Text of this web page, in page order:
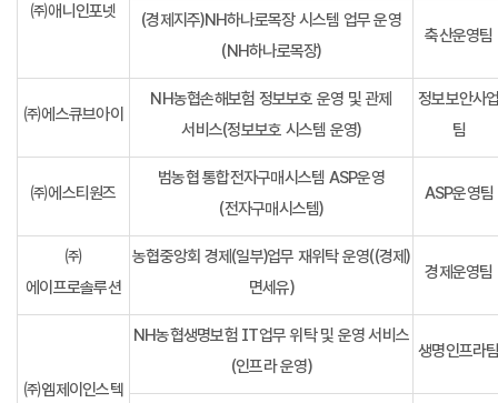
㈜애니인포넷
(경제지주)NH하나로목장 시스템 업무 운영
(NH하나로목장)
축산운영팀
㈜에스큐브아이
NH농협손해보험 정보보호 운영 및 관제
서비스(정보보호 시스템 운영)
정보보안사
팀
㈜에스티원즈
범농협 통합전자구매시스템 ASP운영
(전자구매시스템)
ASP운영팀
㈜
에이프로솔루션
농협중앙회 경제(일부)업무 재위탁 운영((경제)
면세유)
경제운영팀
㈜엠제이인스텍
NH농협생명보험 IT업무 위탁 및 운영 서비스
(인프라 운영)
생명인프라